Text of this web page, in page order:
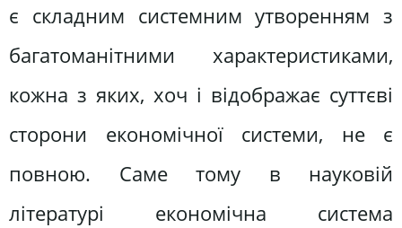
є складним системним утворенням з
багатоманітними характеристиками,
кожна з яких, хоч і відображає суттєві
сторони економічної системи, не є
повною. Саме тому в науковій
літературі економічна система